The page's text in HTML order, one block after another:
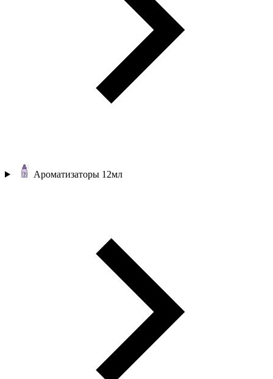
Ароматизаторы 12мл